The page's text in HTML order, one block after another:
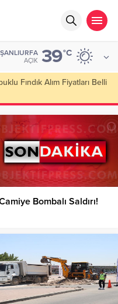
ŞANLIURFA
AÇIK 39°C
Gün 4 Bin 898 Kişiye Sıcak
Bombalı Saldırı!